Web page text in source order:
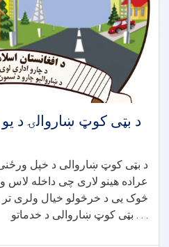
د بټی کوټ ښاروالۍ د یو
د بټی کوټ ښاروالی د خپل ورځنی
عراده هینو لاری چی داخله
بټی کوټ ښاروالی د خدماتو . . .